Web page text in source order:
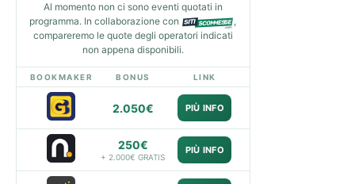
Al momento non ci sono eventi quotati in
programma. In collaborazione con
,
compareremo le quote degli operatori indicati
non appena disponibili.
BOOKMAKER BONUS LINK
2.050€ PIÙ INFO
250€
+ 2.000€ GRATIS
PIÙ INFO